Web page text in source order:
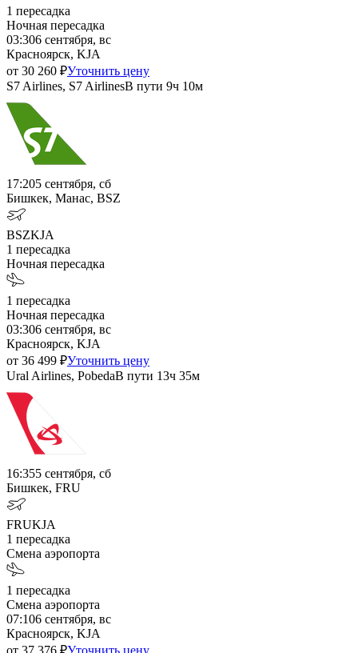
1 пересадка
Ночная пересадка
03:306 сентября, вс
Красноярск, KJA
от 30 260 ₽Уточнить цену
S7 Airlines, S7 AirlinesВ пути 9ч 10м
17:205 сентября, сб
Бишкек, Манас, BSZ
BSZKJA
1 пересадка
Ночная пересадка
1 пересадка
Ночная пересадка
03:306 сентября, вс
Красноярск, KJA
от 36 499 ₽Уточнить цену
Ural Airlines, PobedaВ пути 13ч 35м
16:355 сентября, сб
Бишкек, FRU
FRUKJA
1 пересадка
Смена аэропорта
1 пересадка
Смена аэропорта
07:106 сентября, вс
Красноярск, KJA
от 37 376 ₽Уточнить цену